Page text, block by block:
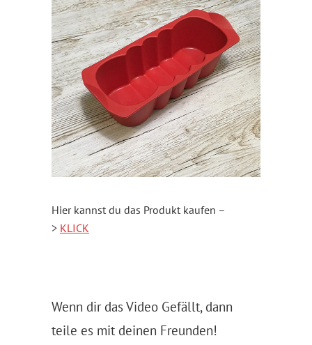
Hier kannst du das Produkt kaufen –
> KLICK
Wenn dir das Video Gefällt, dann
teile es mit deinen Freunden!